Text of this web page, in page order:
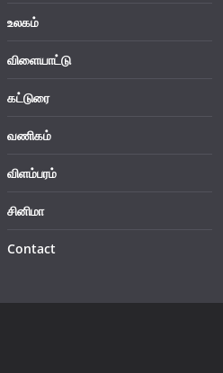
உலகம்
விளையாட்டு
கட்டுரை
வணிகம்
விளம்பரம்
சினிமா
Contact